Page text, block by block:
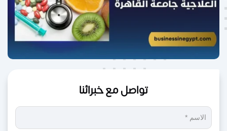
تواصل مع خبرائنا